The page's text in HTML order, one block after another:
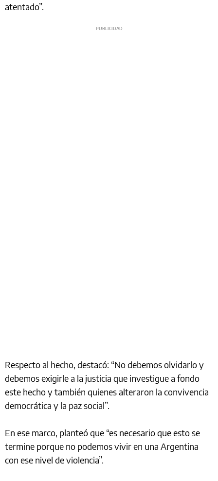
atentado”.
Respecto al hecho, destacó: “No debemos olvidarlo y
debemos exigirle a la justicia que investigue a fondo
este hecho y también quienes alteraron la convivencia
democrática y la paz social”.
En ese marco, planteó que “es necesario que esto se
termine porque no podemos vivir en una Argentina
con ese nivel de violencia”.